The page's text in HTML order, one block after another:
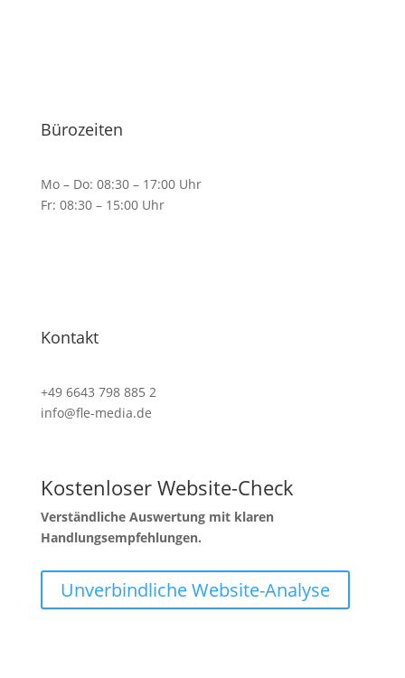
Bürozeiten
Mo – Do: 08:30 – 17:00 Uhr
Fr: 08:30 – 15:00 Uhr
Kontakt
+49 6643 798 885 2
info@fle-media.de
Kostenloser Website-Check
Verständliche Auswertung mit klaren
Handlungsempfehlungen.
Unverbindliche Website-Analyse